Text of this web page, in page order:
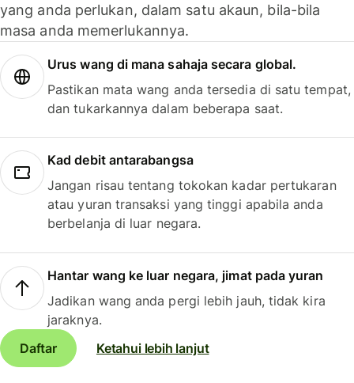
yang anda perlukan, dalam satu akaun, bila-bila
masa anda memerlukannya.
Urus wang di mana sahaja secara global.
Pastikan mata wang anda tersedia di satu tempat,
dan tukarkannya dalam beberapa saat.
Kad debit antarabangsa
Jangan risau tentang tokokan kadar pertukaran
atau yuran transaksi yang tinggi apabila anda
berbelanja di luar negara.
Hantar wang ke luar negara, jimat pada yuran
Jadikan wang anda pergi lebih jauh, tidak kira
jaraknya.
Daftar
Ketahui lebih lanjut